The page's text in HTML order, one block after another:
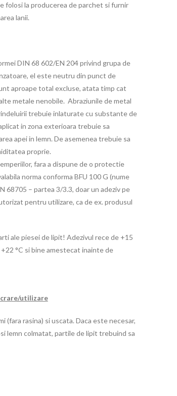
folosi la producerea de parchet si furnir
lanii.
DIN 68 602/EN 204 privind grupa de
el este neutru din punct de
aproape total excluse, atata timp cat
metale nenobile. Abraziunile de metal
trebuie inlaturate cu substante de
in zona exterioara trebuie sa
apei in lemn. De asemenea trebuie sa
proprie.
fara a dispune de o protectie
norma conforma BFU 100 G (nume
68705 – partea 3/3.3, doar un adeziv pe
pentru utilizare, ca de ex. produsul
ale piesei de lipit! Adezivul rece de +15
°C si bine amestecat inainte de
utilizare
(fara rasina) si uscata. Daca este necesar,
lemn colmatat, partile de lipit trebuind sa